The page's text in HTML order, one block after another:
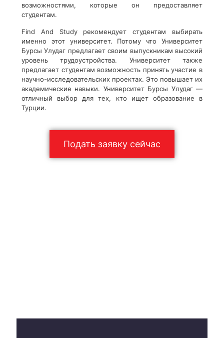
возможностями, которые он предоставляет
студентам.
Find And Study рекомендует студентам выбирать
именно этот университет. Потому что Университет
Бурсы Улудаг предлагает своим выпускникам высокий
уровень трудоустройства. Университет также
предлагает студентам возможность принять участие в
научно-исследовательских проектах. Это повышает их
академические навыки. Университет Бурсы Улудаг —
отличный выбор для тех, кто ищет образование в
Турции.
Подать заявку сейчас